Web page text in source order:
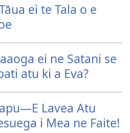
ei te Tala o e
ei ne Satani se
atu ki a Eva?
Lavea Atu
i Mea ne Faite!